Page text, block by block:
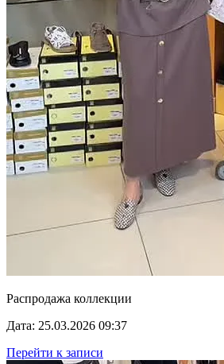
Распродажа коллекции
Дата: 25.03.2026 09:37
Перейти к записи